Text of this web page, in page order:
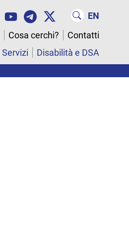
EN
Cosa cerchi?
Contatti
Servizi Disabilità e DSA